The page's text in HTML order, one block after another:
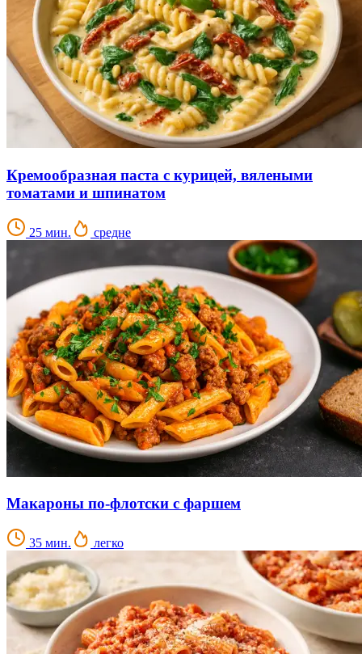
Кремообразная паста с курицей, вялеными
томатами и шпинатом
25 мин. средне
Макароны по-флотски с фаршем
35 мин. легко